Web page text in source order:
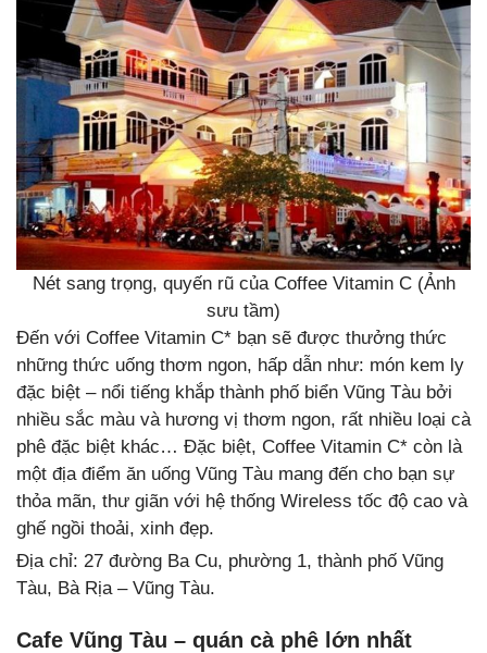
Nét sang trọng, quyến rũ của Coffee Vitamin C (Ảnh
sưu tầm)
Đến với Coffee Vitamin C* bạn sẽ được thưởng thức
những thức uống thơm ngon, hấp dẫn như: món kem ly
đặc biệt – nổi tiếng khắp thành phố biển Vũng Tàu bởi
nhiều sắc màu và hương vị thơm ngon, rất nhiều loại cà
phê đặc biệt khác… Đặc biệt, Coffee Vitamin C* còn là
một địa điểm ăn uống Vũng Tàu mang đến cho bạn sự
thỏa mãn, thư giãn với hệ thống Wireless tốc độ cao và
ghế ngồi thoải, xinh đẹp.
Địa chỉ: 27 đường Ba Cu, phường 1, thành phố Vũng
Tàu, Bà Rịa – Vũng Tàu.
Cafe Vũng Tàu – quán cà phê lớn nhất